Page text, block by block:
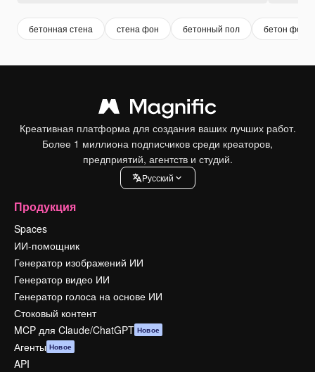
бетонная стена стена фон бетонный пол бетон фон
Креативная платформа для создания ваших лучших работ.
Более 1 миллиона подписчиков среди креаторов,
предприятий, агентств и студий.
Pусский
Продукция
Spaces
ИИ-помощник
Генератор изображений ИИ
Генератор видео ИИ
Генератор голоса на основе ИИ
Стоковый контент
MCP для Claude/ChatGPT Новое
Агенты Новое
API